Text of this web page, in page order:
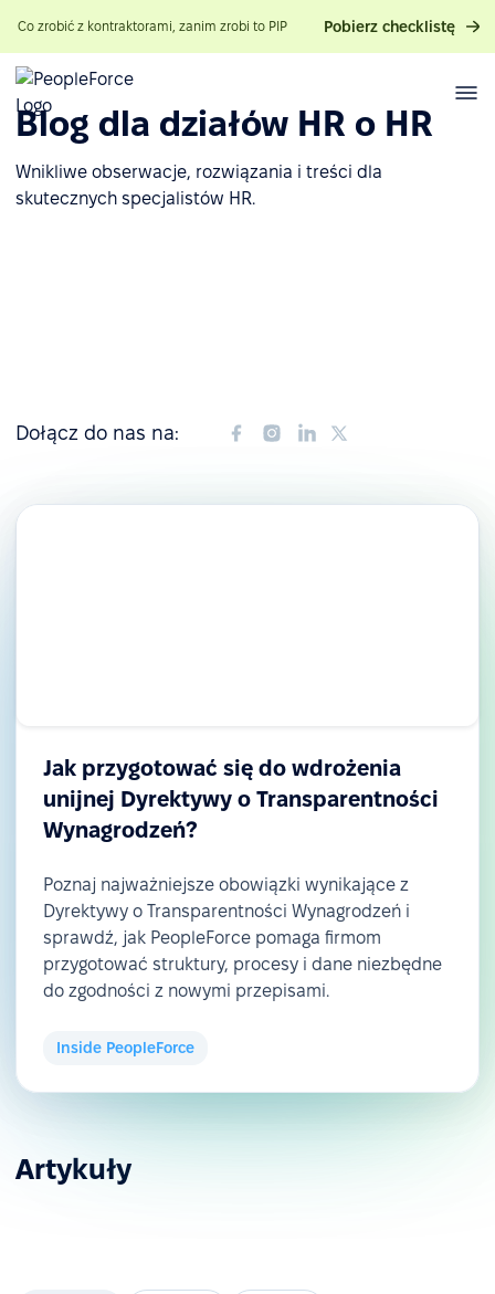
Co zrobić z kontraktorami, zanim zrobi to PIP Pobierz checklistę
Blog dla działów HR o HR
Wnikliwe obserwacje, rozwiązania i treści dla
skutecznych specjalistów HR.
Dołącz do nas na:
Jak przygotować się do wdrożenia
unijnej Dyrektywy o Transparentności
Wynagrodzeń?
Poznaj najważniejsze obowiązki wynikające z
Dyrektywy o Transparentności Wynagrodzeń i
sprawdź, jak PeopleForce pomaga firmom
przygotować struktury, procesy i dane niezbędne
do zgodności z nowymi przepisami.
Inside PeopleForce
Artykuły